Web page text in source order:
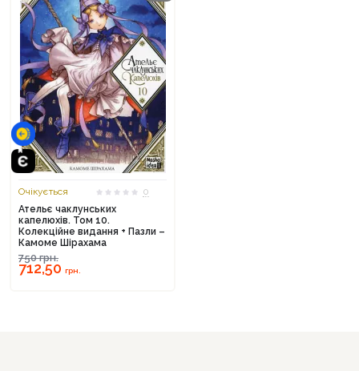
Очікується
0
Ательє чаклунських
капелюхів. Том 10.
Колекційне видання + Пазли –
Камоме Шірахама
750грн.
712,50 грн.